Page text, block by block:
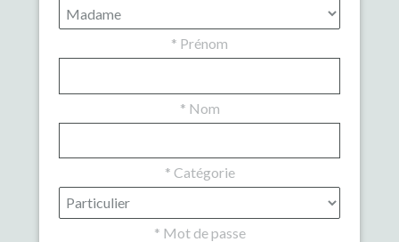
* Prénom
* Nom
* Catégorie
* Mot de passe